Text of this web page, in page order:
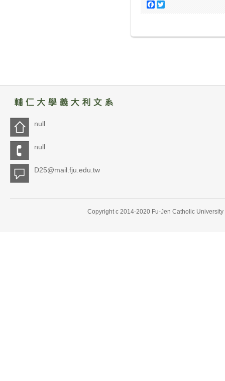
Facebook
null
null
D25@mail.fju.edu.tw
Copyright c 2014-2020 Fu-Jen Catholic